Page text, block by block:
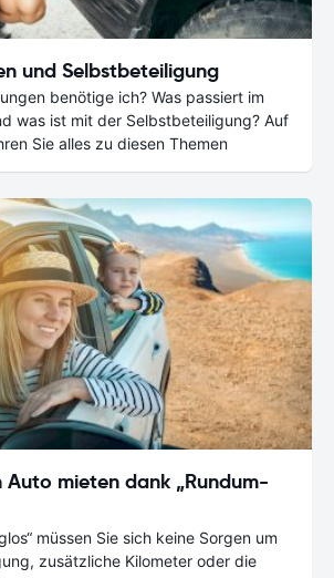
und Selbstbeteiligung
benötige ich? Was passiert im
was ist mit der Selbstbeteiligung? Auf
Sie alles zu diesen Themen
Auto mieten dank „Rundum-
müssen Sie sich keine Sorgen um
zusätzliche Kilometer oder die